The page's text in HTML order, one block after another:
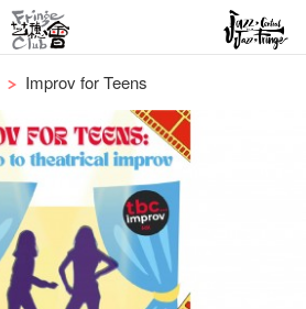
Improv for Teens